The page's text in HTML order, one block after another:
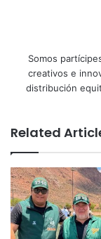
Somos
creativos e
distribución
Related